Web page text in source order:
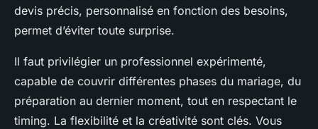
devis précis, personnalisé en fonction des besoins,
permet d’éviter toute surprise.
Il faut privilégier un professionnel expérimenté,
capable de couvrir différentes phases du mariage, du
préparation au dernier moment, tout en respectant le
timing. La flexibilité et la créativité sont clés. Vous